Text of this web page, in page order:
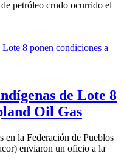
petróleo crudo ocurrido el
de Lote 8
Oil Gas
en la Federación de Pueblos
enviaron un oficio a la